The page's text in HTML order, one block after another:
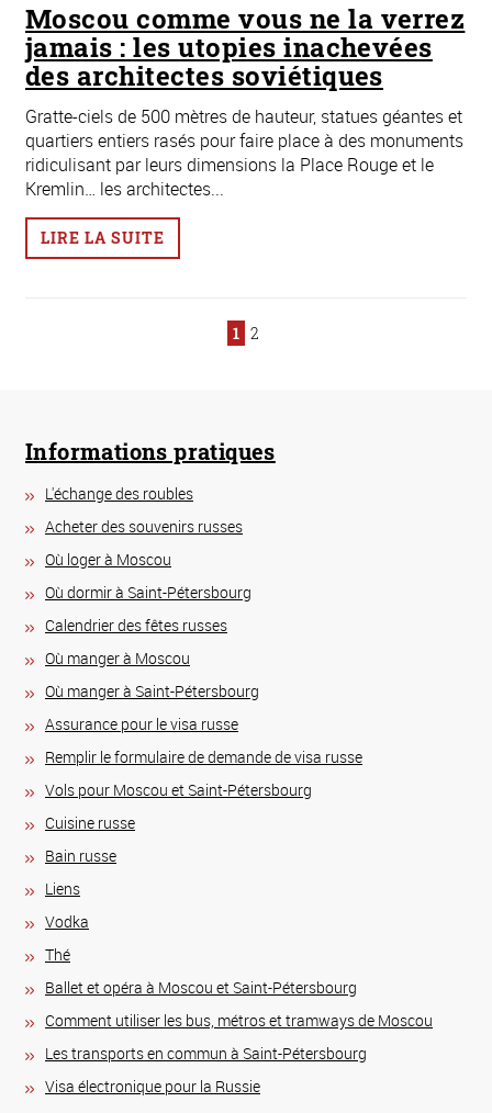
Moscou comme vous ne la verrez
jamais : les utopies inachevées
des architectes soviétiques
Gratte-ciels de 500 mètres de hauteur, statues géantes et
quartiers entiers rasés pour faire place à des monuments
ridiculisant par leurs dimensions la Place Rouge et le
Kremlin… les architectes...
LIRE LA SUITE
1 2
Informations pratiques
L'échange des roubles
Acheter des souvenirs russes
Où loger à Moscou
Où dormir à Saint-Pétersbourg
Calendrier des fêtes russes
Où manger à Moscou
Où manger à Saint-Pétersbourg
Assurance pour le visa russe
Remplir le formulaire de demande de visa russe
Vols pour Moscou et Saint-Pétersbourg
Сuisine russe
Bain russe
Liens
Vodka
Thé
Ballet et opéra à Moscou et Saint-Pétersbourg
Comment utiliser les bus, métros et tramways de Moscou
Les transports en commun à Saint-Pétersbourg
Visa électronique pour la Russie